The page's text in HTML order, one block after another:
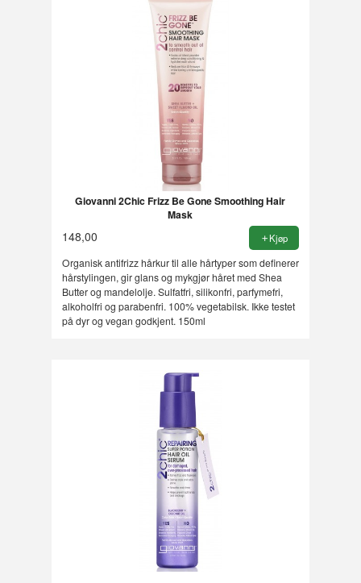
Giovanni 2Chic Frizz Be Gone Smoothing Hair
Mask
148,00 Kjøp
Organisk antifrizz hårkur til alle hårtyper som definerer
hårstylingen, gir glans og mykgjør håret med Shea
Butter og mandelolje. Sulfatfri, silikonfri, parfymefri,
alkoholfri og parabenfri. 100% vegetabilsk. Ikke testet
på dyr og vegan godkjent. 150ml